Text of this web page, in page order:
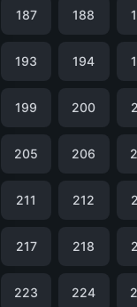
187 188
193 194
199 200
205 206
211 212
217 218
223 224